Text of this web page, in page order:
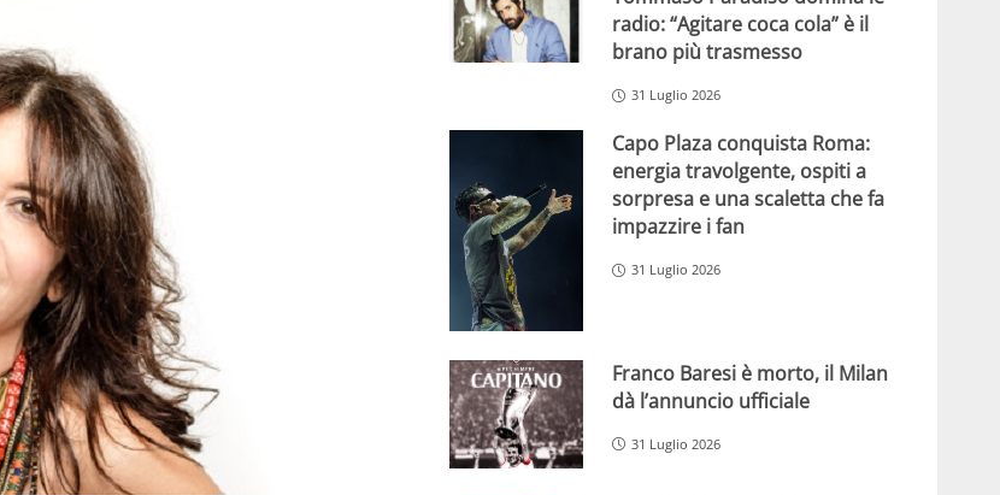
radio: “Agitare coca cola” è il
brano più trasmesso
31 Luglio 2026
Capo Plaza conquista Roma:
energia travolgente, ospiti a
sorpresa e una scaletta che fa
impazzire i fan
31 Luglio 2026
Franco Baresi è morto, il Milan
dà l’annuncio ufficiale
31 Luglio 2026